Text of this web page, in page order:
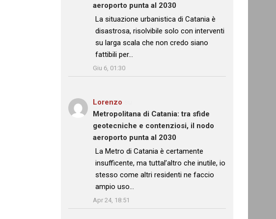
aeroporto punta al 2030
: “La situazione urbanistica di Catania è
disastrosa, risolvibile solo con interventi
su larga scala che non credo siano
fattibili per…
Giu 6, 01:30
Lorenzo
Metropolitana di Catania: tra sfide
geotecniche e contenziosi, il nodo
aeroporto punta al 2030
: “La Metro di Catania è certamente
insufficente, ma tuttal’altro che inutile, io
stesso come altri residenti ne faccio
ampio uso…
Apr 24, 18:51